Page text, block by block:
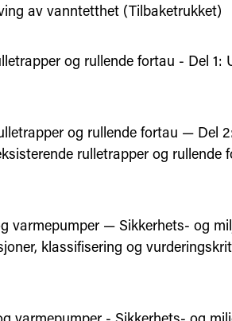
av vanntetthet (Tilbaketrukket)
og rullende fortau - Del 1:
og rullende fortau — Del
rulletrapper og rullende
varmepumper — Sikkerhets- og
klassifisering og